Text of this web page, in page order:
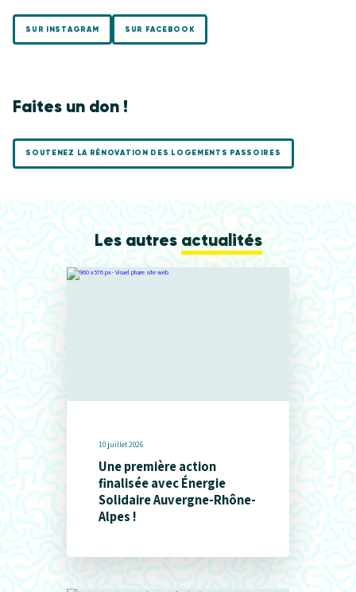
SUR INSTAGRAM SUR FACEBOOK
Faites un don !
SOUTENEZ LA RÉNOVATION DES LOGEMENTS PASSOIRES
Les autresactualités
10 juillet 2026
Une première action
finalisée avec Énergie
Solidaire Auvergne-Rhône-
Alpes !